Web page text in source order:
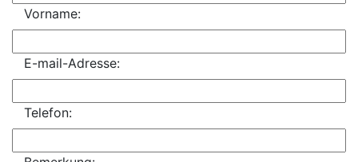
Vorname:
E-mail-Adresse:
Telefon: